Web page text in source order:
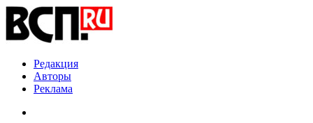
Редакция
Авторы
Реклама